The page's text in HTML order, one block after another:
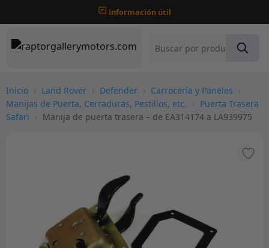
información útil
Inicio › Land Rover › Defender › Carrocería y Paneles ›
Manijas de Puerta, Cerraduras, Pestillos, etc. › Puerta Trasera
Safari › Manija de puerta trasera – de EA314174 a LA939975